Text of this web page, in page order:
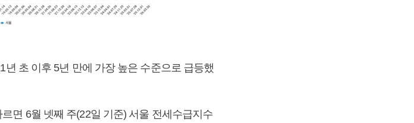
초 이후 5년 만에 가장 높은 수준으로 급등했
면 6월 넷째 주(22일 기준) 서울 전세수급지수